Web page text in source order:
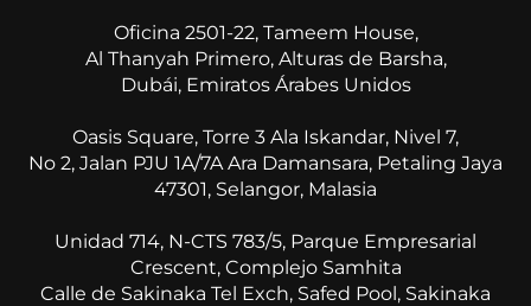
Oficina 2501-22, Tameem House,
​​​​​​​Al Thanyah Primero, Alturas de Barsha,
Dubái, Emiratos Árabes Unidos
Oasis Square, Torre 3 Ala Iskandar, Nivel 7,
No 2, Jalan PJU 1A/7A Ara Damansara, Petaling Jaya
47301, Selangor, Malasia
Unidad 714, N-CTS 783/5, Parque Empresarial
Crescent, Complejo Samhita
Calle de Sakinaka Tel Exch, Safed Pool, Sakinaka